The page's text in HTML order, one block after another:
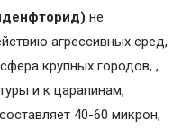
не
агрессивных сред,
крупных городов, ,
и к царапинам,
40-60 микрон,